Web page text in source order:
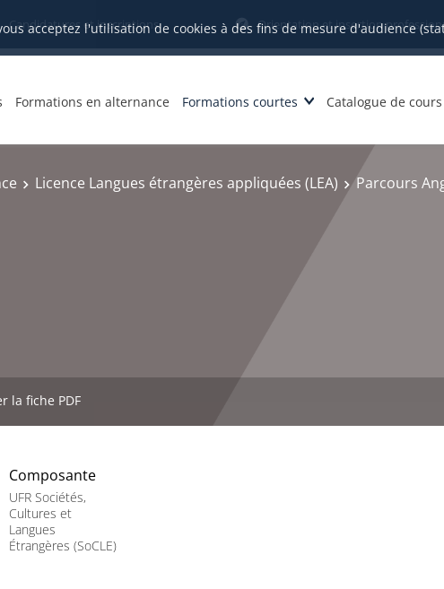
acceptez l'utilisation de cookies à des fins de mesure d'audience
Candidatures et inscriptions Orientation et insertion
Formations en alternance Formations courtes Catalogue de cours
Licence Langues étrangères appliquées (LEA) Parcours
la fiche PDF
Composante
UFR Sociétés,
Cultures et
Langues
Étrangères (SoCLE)